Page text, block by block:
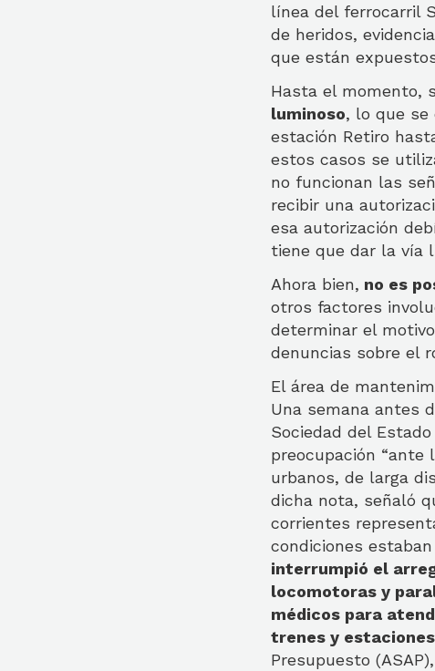
línea del ferrocarril
de heridos,
que están
Hasta el momento,
luminoso, lo que se
estación Retiro
estos casos se
no funcionan las
recibir una
esa autorización
tiene que dar la vía
Ahora bien, no es
otros factores
determinar el
denuncias sobre el
El área de
Una semana antes
Sociedad del
preocupación “ante
urbanos, de larga
dicha nota, señaló
corrientes
condiciones
interrumpió el
locomotoras y
médicos para
trenes y estaciones
Presupuesto